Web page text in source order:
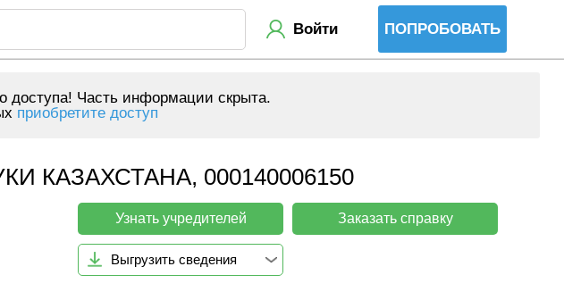
Войти ПОПРОБОВАТЬ
доступа! Часть информации скрыта.
приобретите доступ
000140006150
Узнать учредителей Заказать справку
Выгрузить сведения